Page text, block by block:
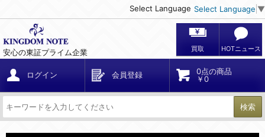
Select Language Select Language ▼
安心の東証プライム企業 買取 HOTニュース
ログイン 会員登録
0点の商品
￥0
検索